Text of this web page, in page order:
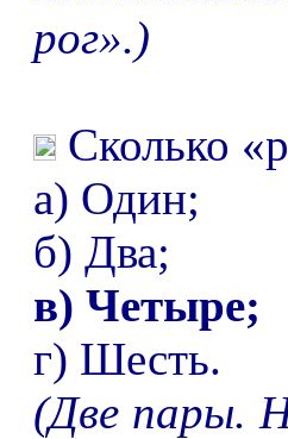
рог».)
Сколько «
а) Один;
б) Два;
в) Четыре;
г) Шесть.
(Две пары.